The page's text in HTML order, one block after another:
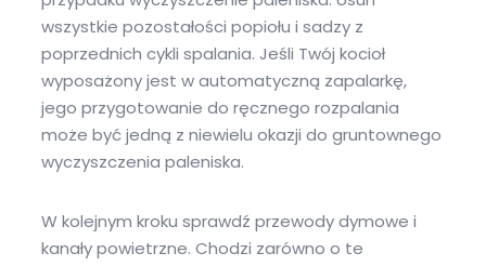
wszystkie pozostałości popiołu i sadzy z
poprzednich cykli spalania. Jeśli Twój kocioł
wyposażony jest w automatyczną zapalarkę,
jego przygotowanie do ręcznego rozpalania
może być jedną z niewielu okazji do gruntownego
wyczyszczenia paleniska.
W kolejnym kroku sprawdź przewody dymowe i
kanały powietrzne. Chodzi zarówno o te